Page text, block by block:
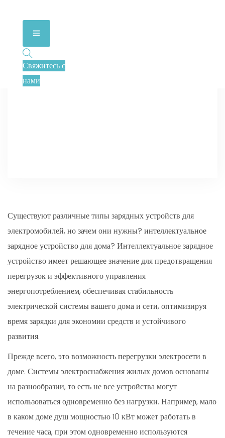
Свяжитесь с
нами
Существуют различные типы зарядных устройств для
электромобилей, но зачем они нужны? интеллектуальное
зарядное устройстводля дома? Интеллектуальное зарядное
устройство имеет решающее значение для предотвращения
перегрузок и эффективного управления
энергопотреблением, обеспечивая стабильность
электрической системы вашего дома и сети, оптимизируя
время зарядки для экономии средств и устойчивого
развития.
Прежде всего, это возможность перегрузки электросети в
доме. Системы электроснабжения жилых домов основаны
на разнообразии, то есть не все устройства могут
использоваться одновременно без нагрузки. Например, мало
в каком доме душ мощностью 10 кВт может работать в
течение часа, при этом одновременно используются